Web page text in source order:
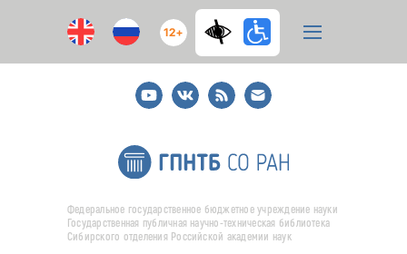
12+
YoutubeВКонтакте
RSS
E-
mail
подписка
Федеральное государственное бюджетное учреждение науки
Государственная публичная научно-техническая библиотека
Сибирского отделения Российской академии наук